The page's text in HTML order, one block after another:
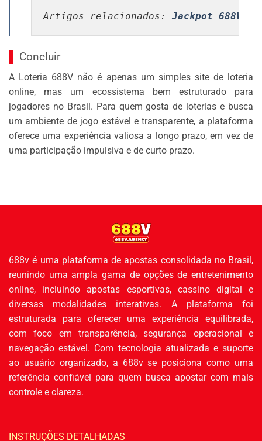
Artigos relacionados: Jackpot 688V
Concluir
A Loteria 688V não é apenas um simples site de loteria
online, mas um ecossistema bem estruturado para
jogadores no Brasil. Para quem gosta de loterias e busca
um ambiente de jogo estável e transparente, a plataforma
oferece uma experiência valiosa a longo prazo, em vez de
uma participação impulsiva e de curto prazo.
688v é uma plataforma de apostas consolidada no Brasil,
reunindo uma ampla gama de opções de entretenimento
online, incluindo apostas esportivas, cassino digital e
diversas modalidades interativas. A plataforma foi
estruturada para oferecer uma experiência equilibrada,
com foco em transparência, segurança operacional e
navegação estável. Com tecnologia atualizada e suporte
ao usuário organizado, a 688v se posiciona como uma
referência confiável para quem busca apostar com mais
controle e clareza.
INSTRUÇÕES DETALHADAS